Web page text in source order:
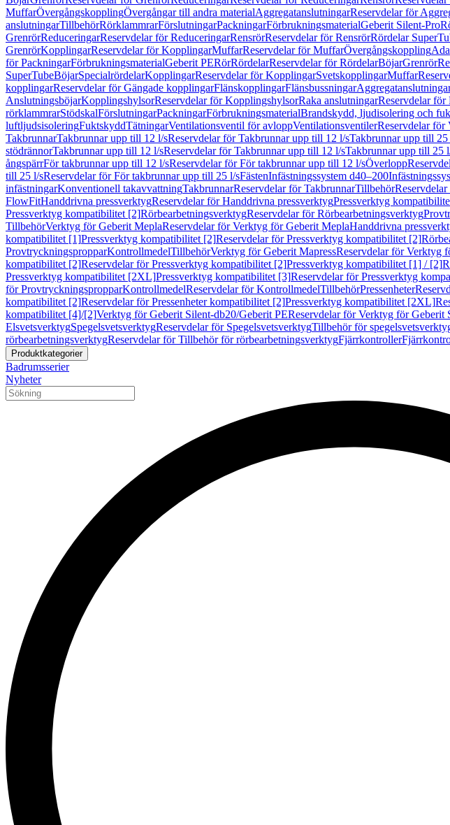
MuffarÖvergångskopplingÖvergångar till andra materialAggregatanslutningarReservdelar för
anslutningarTillbehörRörklammrarFörslutningarPackningarFörbrukningsmaterialGeberit Silent-Pro
GrenrörReduceringarReservdelar för ReduceringarRensrörReservdelar för RensrörRördelar
GrenrörKopplingarReservdelar för KopplingarMuffarReservdelar för MuffarÖvergångskoppling
för PackningarFörbrukningsmaterialGeberit PERörRördelarReservdelar för RördelarBöjarGrenrör
SuperTubeBöjarSpecialrördelarKopplingarReservdelar för KopplingarSvetskopplingarMuffar
kopplingarReservdelar för Gängade kopplingarFlänskopplingarFlänsbussningar
AnslutningsböjarKopplingshylsorReservdelar för KopplingshylsorRaka anslutningarReservdelar för
rörklammrarStödskalFörslutningarPackningarFörbrukningsmaterialBrandskydd, ljudisolering och
luftljudsisoleringFuktskyddTätningarVentilationsventil för avloppVentilationsventilerReservdelar för
TakbrunnarTakbrunnar upp till 12 l/sReservdelar för Takbrunnar upp till 12 l/sTakbrunnar upp till 25
stödrännorTakbrunnar upp till 12 l/sReservdelar för Takbrunnar upp till 12 l/sTakbrunnar upp till 25
ångspärrFör takbrunnar upp till 12 l/sReservdelar för För takbrunnar upp till 12 l/sÖverlopp
till 25 l/sReservdelar för För takbrunnar upp till 25 l/sFästenInfästningssystem d40–200
infästningarKonventionell takavvattningTakbrunnarReservdelar för TakbrunnarTillbehör
FlowFitHanddrivna pressverktygReservdelar för Handdrivna pressverktygPressverktyg
Pressverktyg kompatibilitet [2]RörbearbetningsverktygReservdelar för Rörbearbetningsverktyg
TillbehörVerktyg för Geberit MeplaReservdelar för Verktyg för Geberit MeplaHanddrivna
kompatibilitet [1]Pressverktyg kompatibilitet [2]Reservdelar för Pressverktyg kompatibilitet [2]
ProvtryckningspropparKontrollmedelTillbehörVerktyg för Geberit MapressReservdelar för Verktyg
kompatibilitet [2]Reservdelar för Pressverktyg kompatibilitet [2]Pressverktyg kompatibilitet [1] / [2]
Pressverktyg kompatibilitet [2XL]Pressverktyg kompatibilitet [3]Reservdelar för Pressverktyg
för ProvtryckningspropparKontrollmedelReservdelar för KontrollmedelTillbehörPressenheter
kompatibilitet [2]Reservdelar för Pressenheter kompatibilitet [2]Pressverktyg kompatibilitet [2XL]
kompatibilitet [4]/[2]Verktyg för Geberit Silent-db20/Geberit PEReservdelar för Verktyg för Geberit
ElsvetsverktygSpegelsvetsverktygReservdelar för SpegelsvetsverktygTillbehör för
rörbearbetningsverktygReservdelar för Tillbehör för rörbearbetningsverktygFjärrkontroller
Produktkategorier
Badrumsserier
Nyheter